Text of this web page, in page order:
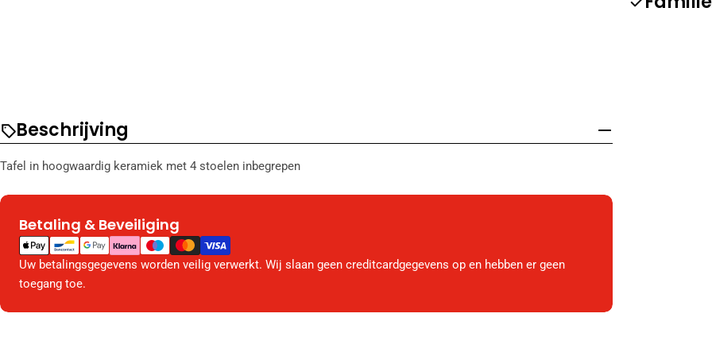
Beschrijving
Tafel in hoogwaardig keramiek met 4 stoelen inbegrepen
Betaling & Beveiliging
Betaalmethodes
Uw betalingsgegevens worden veilig verwerkt. Wij slaan geen creditcardgegevens op en hebben er geen
toegang toe.